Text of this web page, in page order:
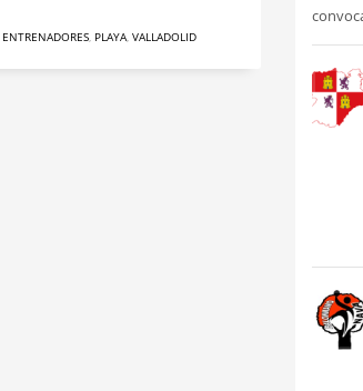
ENTRENADORES, PLAYA, VALLADOLID